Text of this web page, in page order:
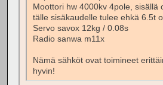
Moottori hw 4000kv 4pole, sisällä
tälle sisäkaudelle tulee ehkä 6.5t
Servo savox 12kg / 0.08s
Radio sanwa m11x
Nämä sähköt ovat toimineet
hyvin!